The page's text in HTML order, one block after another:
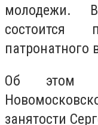
молодежи.
состоится
патронатного
Об этом
занятости